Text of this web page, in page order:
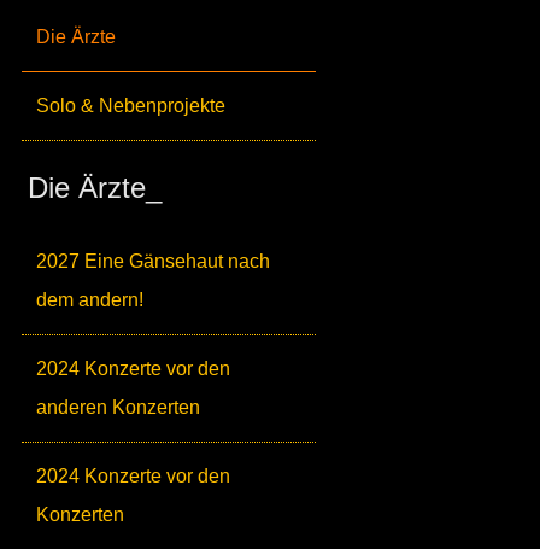
Die Ärzte
Solo & Nebenprojekte
Die Ärzte_
2027 Eine Gänsehaut nach
dem andern!
2024 Konzerte vor den
anderen Konzerten
2024 Konzerte vor den
Konzerten